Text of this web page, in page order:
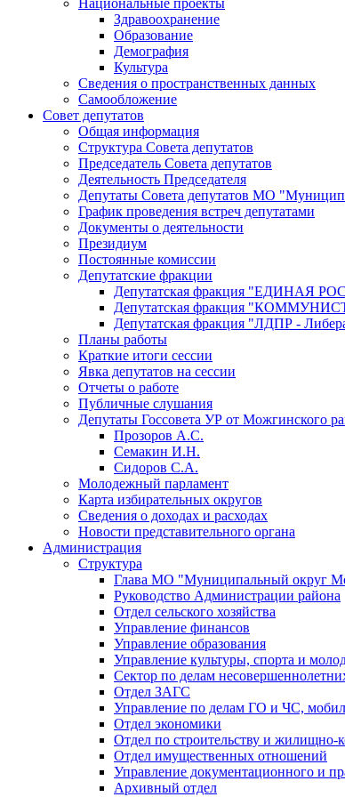
Здравоохранение
Образование
Демография
Культура
Сведения о пространственных данных
Самообложение
Совет депутатов
Общая информация
Структура Совета депутатов
Председатель Совета депутатов
Деятельность Председателя
Депутаты Совета депутатов МО
График проведения встреч депутатами
Документы о деятельности
Президиум
Постоянные комиссии
Депутатские фракции
Депутатская фракция "ЕДИНАЯ
Депутатская фракция
Депутатская фракция "ЛДПР -
Планы работы
Краткие итоги сессии
Явка депутатов на сессии
Отчеты о работе
Публичные слушания
Депутаты Госсовета УР от Можгинского
Прозоров А.С.
Семакин И.Н.
Сидоров С.А.
Молодежный парламент
Карта избирательных округов
Сведения о доходах и расходах
Новости представительного органа
Администрация
Структура
Глава МО "Муниципальный округ
Руководство Администрации района
Отдел сельского хозяйства
Управление финансов
Управление образования
Управление культуры, спорта и
Сектор по делам
Отдел ЗАГС
Управление по делам ГО и ЧС,
Отдел экономики
Отдел по строительству и жилищно-
Отдел имущественных отношений
Управление документационного и
Архивный отдел